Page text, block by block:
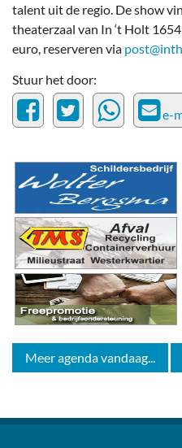
talent uit de regio. De show
theaterzaal van In ‘t Holt
euro, reserveren via
Stuur het door:
e-
Meer agenda vandaag...